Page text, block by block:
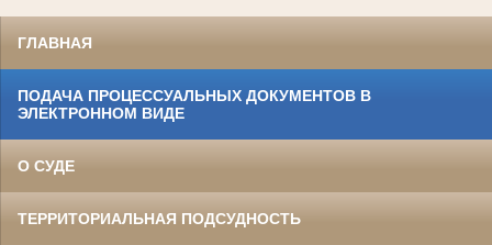
ГЛАВНАЯ
ПОДАЧА ПРОЦЕССУАЛЬНЫХ ДОКУМЕНТОВ В
ЭЛЕКТРОННОМ ВИДЕ
О СУДЕ
ТЕРРИТОРИАЛЬНАЯ ПОДСУДНОСТЬ